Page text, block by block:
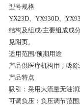
型号规格
YX23D、YX930D、
结构及组成/主要组成成
见附页。
适用范围/预期用途
产品供医疗机构用于吸
产品特点
吸引：采用大流量无油
可调负压：负压调节范